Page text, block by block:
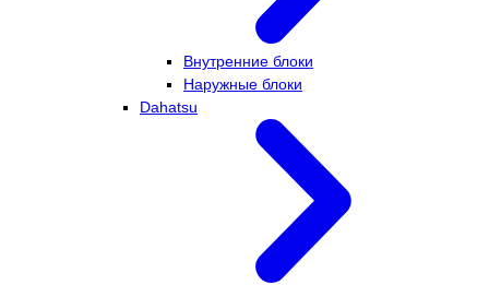
Внутренние блоки
Наружные блоки
Dahatsu